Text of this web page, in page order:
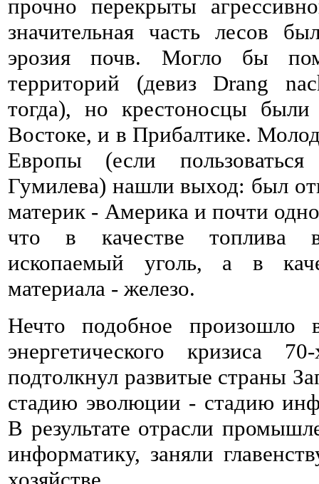
прочно перекрыты
значительная часть лесов
эрозия почв. Могло бы
территорий (девиз Drang
тогда), но крестоносцы
Востоке, и в Прибалтике.
Европы (если
Гумилева) нашли выход: был
материк - Америка и почти
что в качестве топлива
ископаемый уголь, а в
материала - железо.
Нечто подобное
энергетического кризиса
подтолкнул развитые страны
стадию эволюции - стадию
В результате отрасли
информатику, заняли